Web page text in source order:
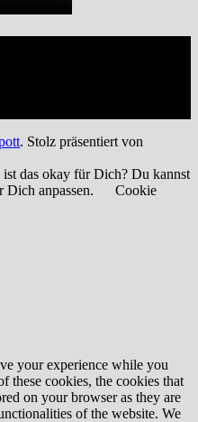
. Stolz präsentiert von
das okay für Dich? Du kannst
Dich anpassen.
Cookie
your experience while you
these cookies, the cookies that
on your browser as they are
of the website. We